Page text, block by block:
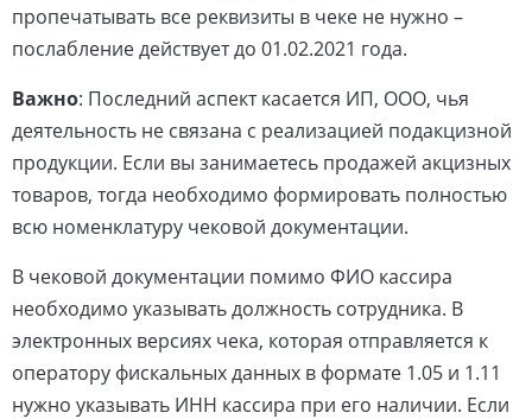
пропечатывать все реквизиты в чеке не нужно –
послабление действует до 01.02.2021 года.
Важно: Последний аспект касается ИП, ООО, чья
деятельность не связана с реализацией подакцизной
продукции. Если вы занимаетесь продажей акцизных
товаров, тогда необходимо формировать полностью
всю номенклатуру чековой документации.
В чековой документации помимо ФИО кассира
необходимо указывать должность сотрудника. В
электронных версиях чека, которая отправляется к
оператору фискальных данных в формате 1.05 и 1.11
нужно указывать ИНН кассира при его наличии. Если